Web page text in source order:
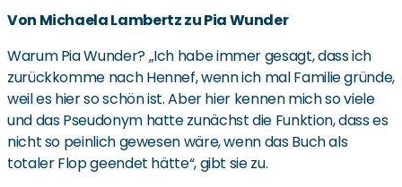
Von Michaela Lambertz zu Pia Wunder
Warum Pia Wunder? „Ich habe immer gesagt, dass ich
zurückkomme nach Hennef, wenn ich mal Familie gründe,
weil es hier so schön ist. Aber hier kennen mich so viele
und das Pseudonym hatte zunächst die Funktion, dass es
nicht so peinlich gewesen wäre, wenn das Buch als
totaler Flop geendet hätte“, gibt sie zu.